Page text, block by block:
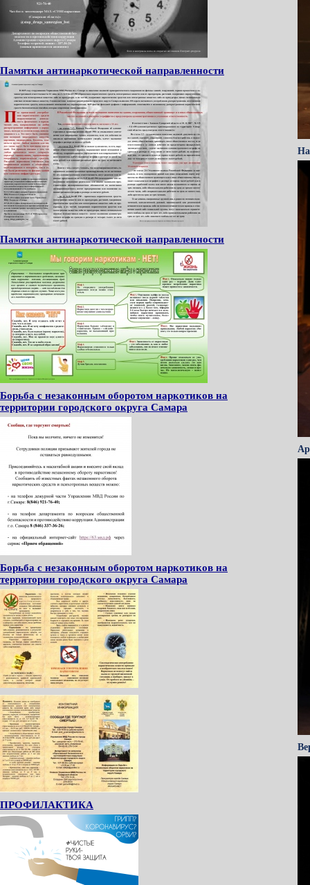
Памятки антинаркотической направленности
Памятки антинаркотической направленности
Борьба с незаконным оборотом наркотиков на
территории городского округа Самара
Борьба с незаконным оборотом наркотиков на
территории городского округа Самара
ПРОФИЛАКТИКА